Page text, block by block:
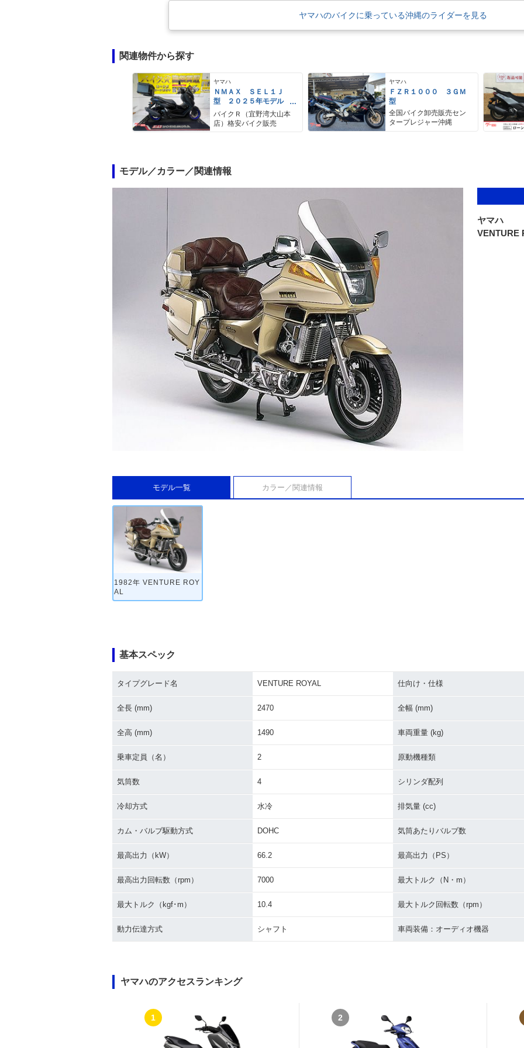
ヤマハのバイクに乗っている沖縄のライダーを見る
関連物件から探す
ヤマハ
ＮＭＡＸ ＳＥＬ１Ｊ
型 ２０２５年モデル
ＡＢＳ キーレス リア
キャリア リアＢＯＸ
バイクＲ（宜野湾大山本
店）格安バイク販売
ヤマハ
ＦＺＲ１０００ ３ＧＭ
型
全国バイク卸売販売セン
タープレジャー沖縄
モデル／カラー／関連情報
ヤマハ
VENTURE
モデル一覧 カラー／関連情報
1982年 VENTURE ROY
AL
基本スペック
タイプグレード名 VENTURE ROYAL 仕向け・仕様
全長 (mm) 2470 全幅 (mm)
全高 (mm) 1490 車両重量 (kg)
乗車定員（名） 2 原動機種類
気筒数 4 シリンダ配列
冷却方式 水冷 排気量 (cc)
カム・バルブ駆動方式 DOHC 気筒あたりバルブ数
最高出力（kW） 66.2 最高出力（PS）
最高出力回転数（rpm） 7000 最大トルク（N・m）
最大トルク（kgf･m） 10.4 最大トルク回転数（rpm）
動力伝達方式 シャフト 車両装備：オーディオ機器
ヤマハのアクセスランキング
1 2